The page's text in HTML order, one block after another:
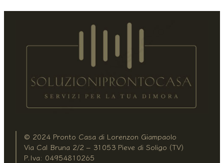
© 2024 Pronto Casa di Lorenzon Giampaolo
Via Cal Bruna 2/2 – 31053 Pieve di Soligo (TV)
P.Iva: 04954810265